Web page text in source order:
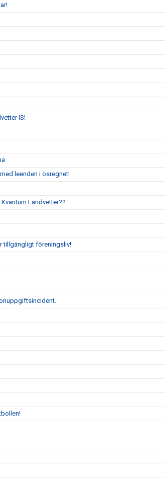
IS!
leenden i ösregnet!
Landvetter??
tillgängligt föreningsliv!